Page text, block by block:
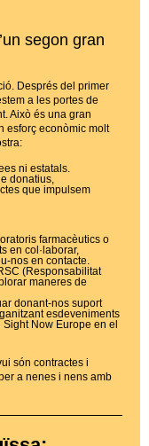
segon gran
Després del primer
a les portes de
Això és una gran
esforç econòmic molt
ni estatals.
donatius,
que impulsem
farmacèutics o
en col·laborar,
nos en contacte.
(Responsabilitat
maneres de
donant-nos suport
esdeveniments
Now Europe en el
són contractes i
a nenes i nens amb